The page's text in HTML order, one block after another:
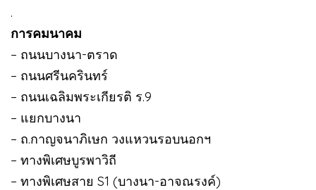
.
การคมนาคม
– ถนนบางนา-ตราด
– ถนนศรีนครินทร์
– ถนนเฉลิมพระเกียรติ ร.9
– แยกบางนา
– ถ.กาญจนาภิเษก วงแหวนรอบนอกฯ
– ทางพิเศษบูรพาวิถี
– ทางพิเศษสาย S1 (บางนา-อาจณรงค์)